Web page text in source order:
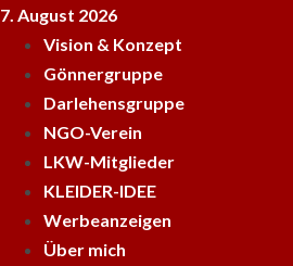
Skip
content
7. August 2026
Vision & Konzept
Gönnergruppe
Darlehensgruppe
NGO-Verein
LKW-Mitglieder
KLEIDER-IDEE
Werbeanzeigen
Über mich